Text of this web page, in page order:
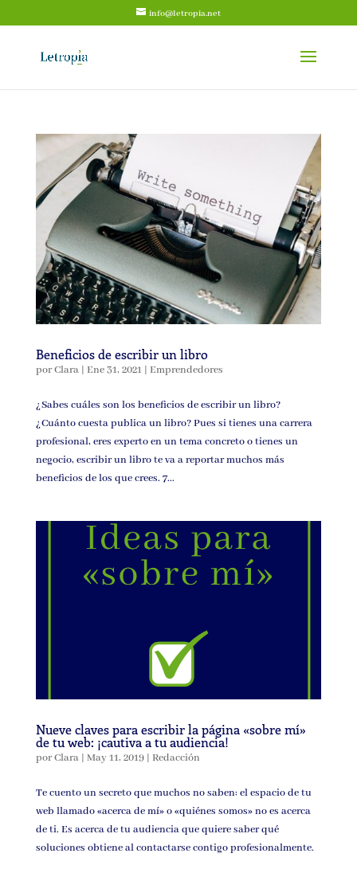
info@letropia.net
Beneficios de escribir un libro
porClara| Ene 31, 2021| Emprendedores
¿Sabes cuáles son los beneficios de escribir un libro?
¿Cuánto cuesta publica un libro? Pues si tienes una carrera
profesional, eres experto en un tema concreto o tienes un
negocio, escribir un libro te va a reportar muchos más
beneficios de los que crees. 7...
Nueve claves para escribir la página «sobre mí»
de tu web: ¡cautiva a tu audiencia!
porClara| May 11, 2019| Redacción
Te cuento un secreto que muchos no saben: el espacio de tu
web llamado «acerca de mí» o «quiénes somos» no es acerca
de ti. Es acerca de tu audiencia que quiere saber qué
soluciones obtiene al contactarse contigo profesionalmente.